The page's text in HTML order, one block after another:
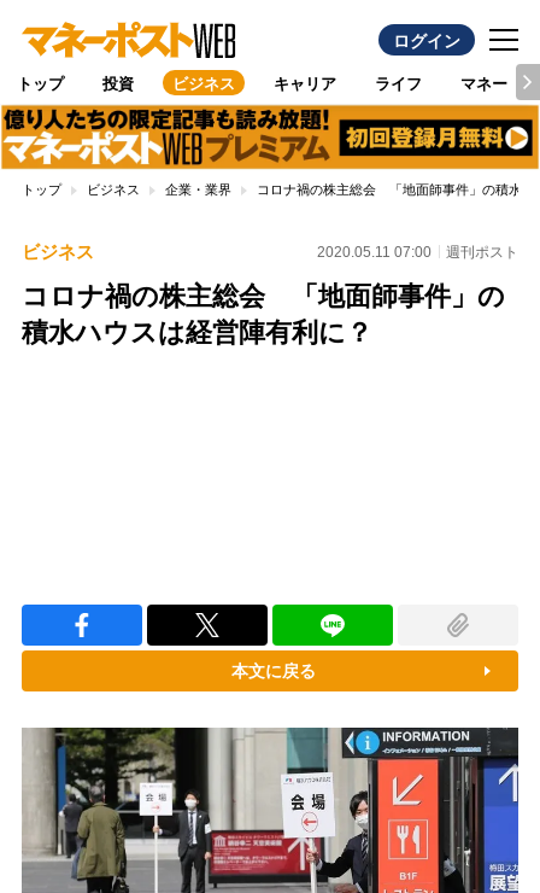
ログイン
トップ 投資 ビジネス キャリア ライフ マネー
トップ ビジネス 企業・業界 コロナ禍の株主総会 「地面師事件」の積水ハ
ビジネス 2020.05.11 07:00 週刊ポスト
コロナ禍の株主総会 「地面師事件」の
積水ハウスは経営陣有利に？
本文に戻る